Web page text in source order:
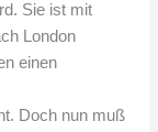
Sie ist mit
London
einen
Doch nun muß